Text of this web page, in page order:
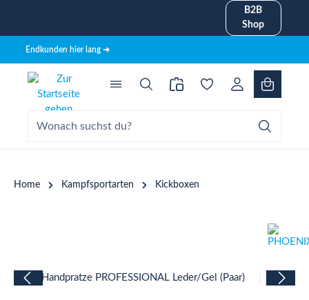
B2B
Shop
Endkunden hier lang ➜
Home Kampfsportarten Kickboxen
Bildergalerie überspringen